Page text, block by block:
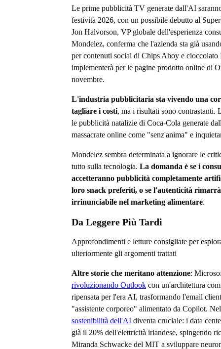
Le prime pubblicità TV generate dall'AI
festività 2026, con un possibile debutto al
Jon Halvorson, VP globale dell'esperienza
Mondelez, conferma che l'azienda sta già
per contenuti social di Chips Ahoy e cioccolato
implementerà per le pagine prodotto online di
novembre.
L'industria pubblicitaria sta vivendo una
tagliare i costi, ma i risultati sono contrastanti.
le pubblicità natalizie di Coca-Cola generate
massacrate online come "senz'anima" e
Mondelez sembra determinata a ignorare le
tutto sulla tecnologia. La domanda è se i
accetteranno pubblicità completamente
loro snack preferiti, o se l'autenticità
irrinunciabile nel marketing alimentare.
Da Leggere Più Tardi
Approfondimenti e letture consigliate per
ulteriormente gli argomenti trattati
Altre storie che meritano attenzione:
rivoluzionando Outlook con un'architettura
ripensata per l'era AI, trasformando l'email
"assistente corporeo" alimentato da Copilot.
sostenibilità dell'AI diventa cruciale: i data
già il 20% dell'elettricità irlandese, spingendo
Miranda Schwacke del MIT a sviluppare